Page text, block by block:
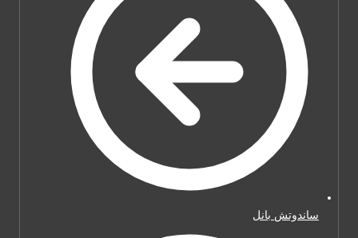
ساندوتش بانل